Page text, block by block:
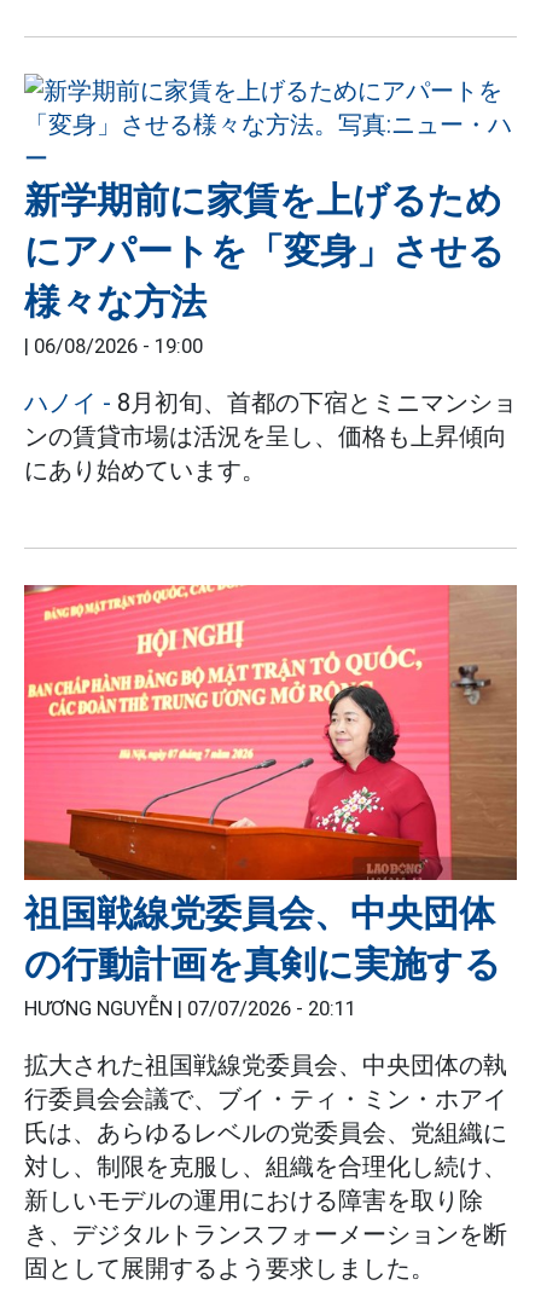
新学期前に家賃を上げるため
にアパートを「変身」させる
様々な方法
| 06/08/2026 - 19:00
ハノイ - 8月初旬、首都の下宿とミニマンショ
ンの賃貸市場は活況を呈し、価格も上昇傾向
にあり始めています。
祖国戦線党委員会、中央団体
の行動計画を真剣に実施する
HƯƠNG NGUYỄN | 07/07/2026 - 20:11
拡大された祖国戦線党委員会、中央団体の執
行委員会会議で、ブイ・ティ・ミン・ホアイ
氏は、あらゆるレベルの党委員会、党組織に
対し、制限を克服し、組織を合理化し続け、
新しいモデルの運用における障害を取り除
き、デジタルトランスフォーメーションを断
固として展開するよう要求しました。